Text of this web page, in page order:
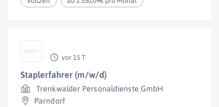
vor 15 T
Staplerfahrer (m/w/d)
Trenkwalder Personaldienste GmbH
Parndorf